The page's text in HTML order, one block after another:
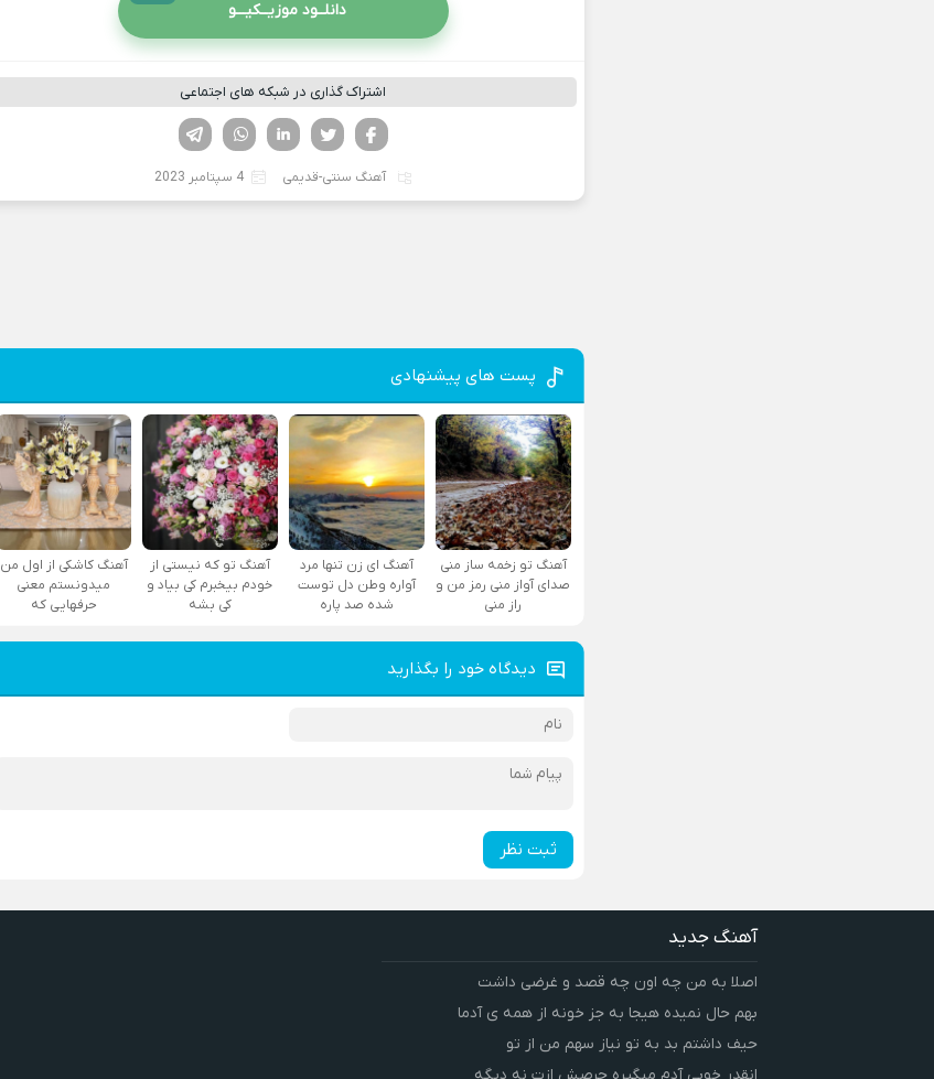
دانلــود موزیــکیـــو
اشتراک گذاری در شبکه های اجتماعی
لینکدین تویتر
فیسوک
آهنگ سنتی-قدیمی 4 سپتامبر 2023
پست های پیشنهادی
آهنگ تو زخمه ساز منی
صدای آواز منی رمز من و
راز منی
آهنگ ای زن تنها مرد
آواره وطن دل توست
شده صد پاره
آهنگ تو که نیستی از
خودم بیخبرم کی بیاد و
کی بشه
آهنگ کاشکی از اول من
میدونستم معنی
حرفهایی که
دیدگاه خود را بگذارید
ثبت نظر
آهنگ جدید
اصلا به من چه اون چه قصد و غرضی داشت
بهم حال نمیده هیجا به جز خونه از همه ی آدما
حیف داشتم بد به تو نیاز سهم من از تو